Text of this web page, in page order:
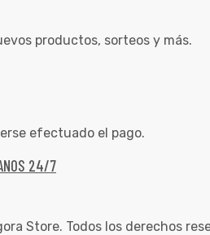
productos, sorteos y más.
efectuado el pago.
24/7
Store. Todos los derechos